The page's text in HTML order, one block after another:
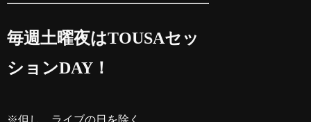
毎週土曜夜はTOUSAセッ
ションDAY！